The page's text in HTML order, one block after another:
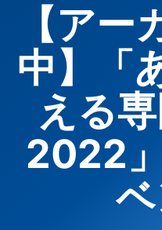
【アー
中】「
える
2022